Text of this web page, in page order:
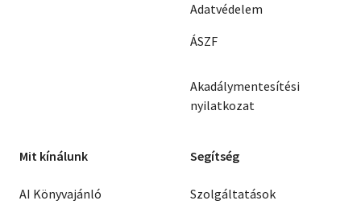
Adatvédelem
ÁSZF
Akadálymentesítési
nyilatkozat
Mit kínálunk
AI Könyvajánló
Segítség
Szolgáltatások